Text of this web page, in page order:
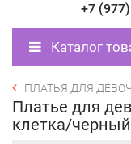
+7
Каталог
ПЛАТЬЯ ДЛЯ
Платье для
клетка/черный